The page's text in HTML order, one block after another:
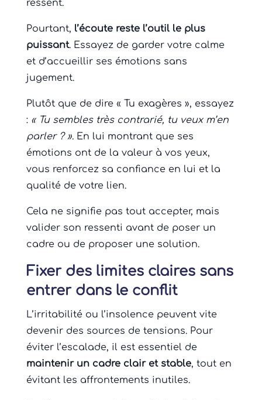
ressent.
Pourtant, l’écoute reste l’outil le plus
puissant. Essayez de garder votre calme
et d’accueillir ses émotions sans
jugement.
Plutôt que de dire « Tu exagères », essayez
: « Tu sembles très contrarié, tu veux m’en
parler ? ». En lui montrant que ses
émotions ont de la valeur à vos yeux,
vous renforcez sa confiance en lui et la
qualité de votre lien.
Cela ne signifie pas tout accepter, mais
valider son ressenti avant de poser un
cadre ou de proposer une solution.
Fixer des limites claires sans
entrer dans le conflit
L’irritabilité ou l’insolence peuvent vite
devenir des sources de tensions. Pour
éviter l’escalade, il est essentiel de
maintenir un cadre clair et stable, tout en
évitant les affrontements inutiles.